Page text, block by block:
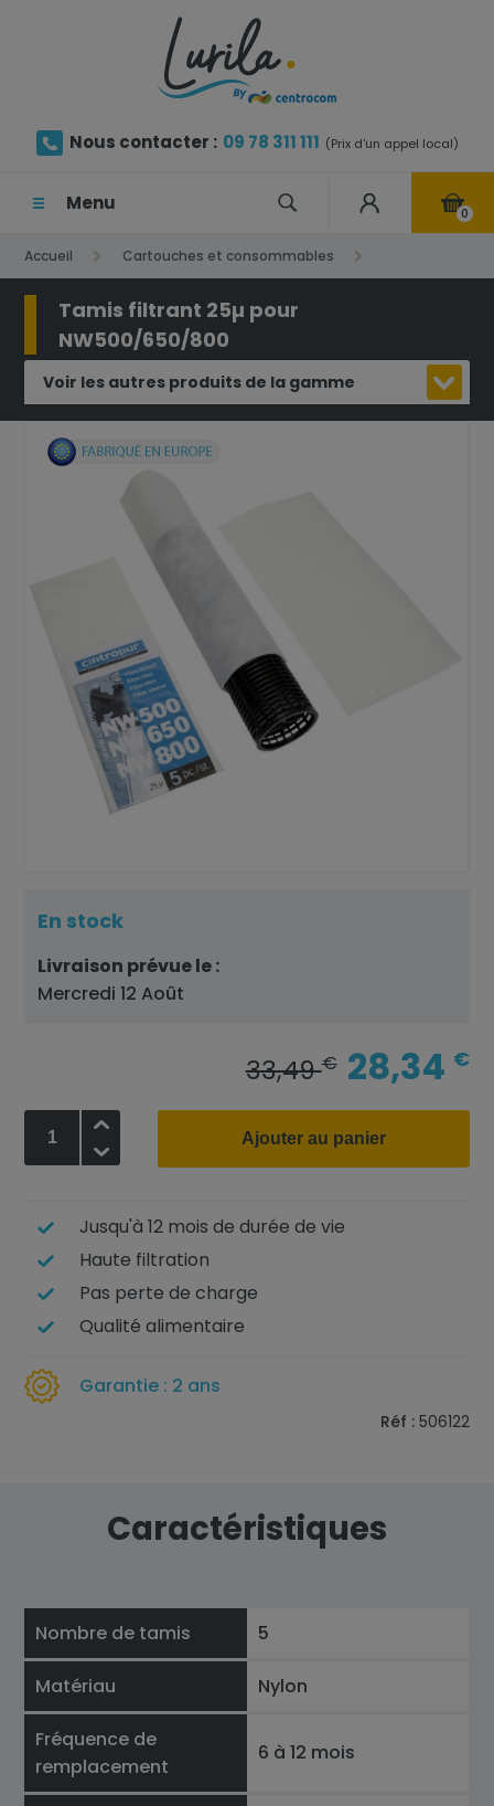
Nous contacter : 09 78 311 111 (Prix d'un appel local)
Menu 0
Accueil Cartouches et consommables
Tamis filtrant Tamis filtrant 25µ pour NW500/650/800
Tamis filtrant 25µ pour
NW500/650/800
Voir les autres produits de la gamme
En stock
Livraison prévue le :
Mercredi 12 Août
33,49€ 28,34 €
Ajouter au panier
Jusqu'à 12 mois de durée de vie
Haute filtration
Pas perte de charge
Qualité alimentaire
Garantie : 2 ans
Réf : 506122
Caractéristiques
Nombre de tamis 5
Matériau Nylon
Fréquence de
remplacement
6 à 12 mois